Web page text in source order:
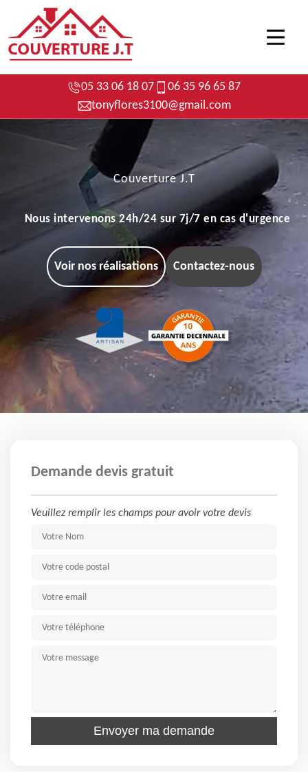
05 33 06 18 07
06 35 96 65 87
tonyflores3100@gmail.com
Couverture J.T
Nous intervenons 24h/24 sur 7j/7 en cas d'urgence
Voir nos réalisations Contactez-nous
Demande devis gratuit
Veuillez remplir les champs pour avoir votre devis